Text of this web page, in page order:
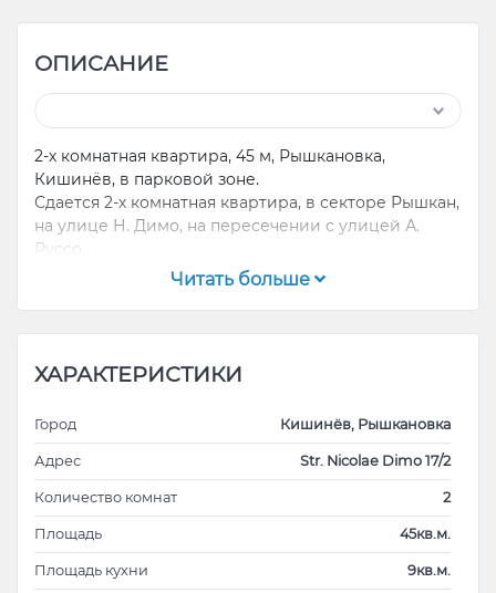
ОПИСАНИЕ
2-х комнатная квартира, 45 м, Рышкановка,
Кишинёв, в парковой зоне.
Сдается 2-х комнатная квартира, в секторе Рышкан,
на улице Н. Димо, на пересечении с улицей А.
Руссо,
желательно на долгосрочной аренды. Недавно
зеленом районе города.
полностью оборудованная кухня, ванная комната и
балкон. Экономичные характеристики квартиры
добавляют комфорт и выгоду в повседневной
жизни.
Долгосрочная аренда обсуждается индивидуально,
и все подробности можно уточнить по телефону
Читать больше
ХАРАКТЕРИСТИКИ
Город Кишинёв, Рышкановка
Адрес Str. Nicolae Dimo 17/2
Количество комнат 2
Площадь 45кв.м.
Площадь кухни 9кв.м.